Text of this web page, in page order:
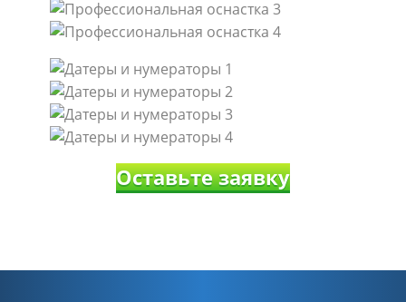
Оставьте заявку